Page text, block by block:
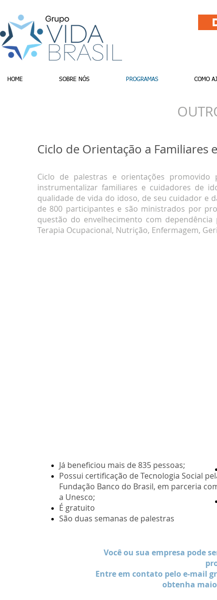
HOME SOBRE NÓS PROGRAMAS COMO
Ciclo de Orientação a Familiares
Ciclo de palestras e orientações
instrumentalizar familiares e cuidadores de
qualidade de vida do idoso, de seu cuidador e
de 800 participantes e são ministrados por
questão do envelhecimento com
Terapia Ocupacional, Nutrição, Enfermagem,
Já beneficiou mais de 835 pessoas;
Possui certificação de Tecnologia Social
Fundação Banco do Brasil, em parceria
a Unesco;
É gratuito
São duas semanas de palestras
Você ou sua empresa pode
Entre em contato pelo e-mail
obtenha